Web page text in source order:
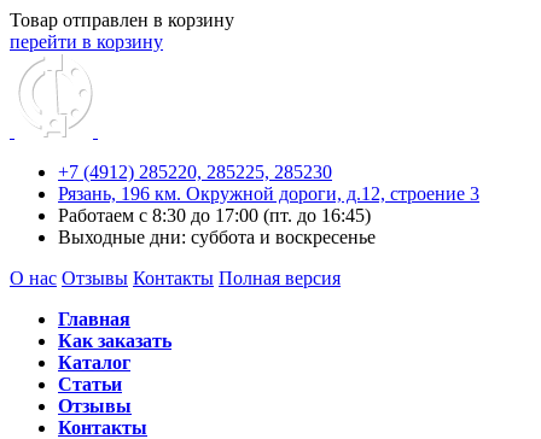
Товар отправлен в корзину
перейти в корзину
+7 (4912) 285220, 285225, 285230
Рязань, 196 км. Окружной дороги, д.12, строение 3
Работаем с 8:30 до 17:00 (пт. до 16:45)
Выходные дни: суббота и воскресенье
О нас Отзывы Контакты Полная версия
Главная
Как заказать
Каталог
Статьи
Отзывы
Контакты